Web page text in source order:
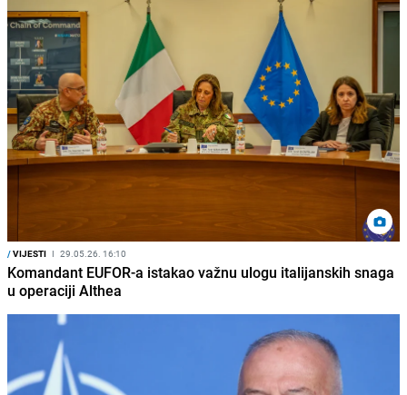
/VIJESTI I 29.05.26. 16:10
Komandant EUFOR-a istakao važnu ulogu italijanskih snaga
u operaciji Althea